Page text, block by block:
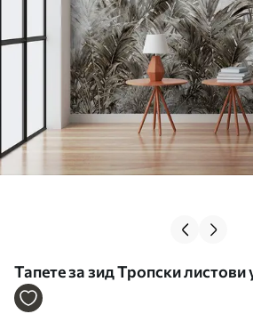
Тапете за зид Тропски листови
u96072